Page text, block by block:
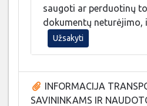
saugoti ar perduotinų
dokumentų neturėjimo,
Užsakyti
INFORMACIJA
SAVININKAMS IR